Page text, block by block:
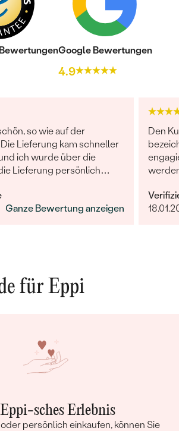
Google Bewertungen
4.9
so wie auf der
Lieferung kam schneller
ich wurde über die
Lieferung persönlich
Ganze Bewertung anzeigen
Den
für Eppi
sches Erlebnis
persönlich einkaufen, können Sie